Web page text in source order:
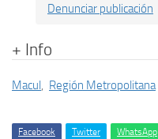
Denunciar publicación
+ Info
Macul, Región Metropolitana
Facebook Twitter WhatsApp